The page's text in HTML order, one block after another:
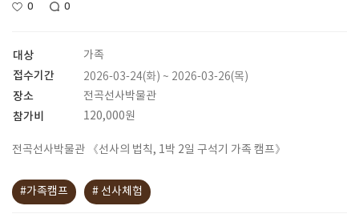
0 0
대상 가족
접수기간 2026-03-24(화) ~ 2026-03-26(목)
장소 전곡선사박물관
참가비 120,000원
전곡선사박물관 《선사의 법칙, 1박 2일 구석기 가족 캠프》
#가족캠프 # 선사체험